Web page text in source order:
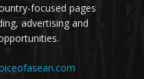
focused pages
advertising and